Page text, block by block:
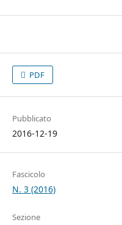
PDF
Pubblicato
2016-12-19
Fascicolo
N. 3 (2016)
Sezione